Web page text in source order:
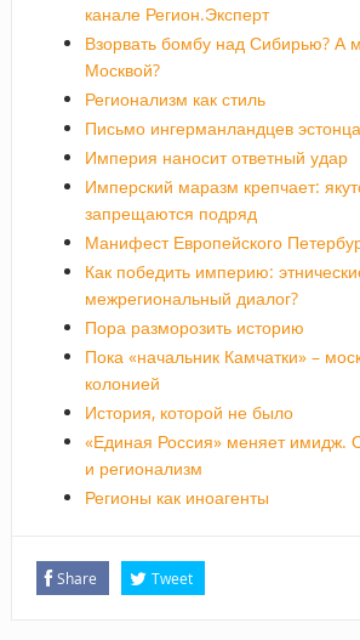
канале Регион.Эксперт
Взорвать бомбу над Сибирью? А
Москвой?
Регионализм как стиль
Письмо ингерманландцев
Империя наносит ответный удар
Имперский маразм крепчает:
запрещаются подряд
Манифест Европейского
Как победить империю:
межрегиональный диалог?
Пора разморозить историю
Пока «начальник Камчатки» –
колонией
История, которой не было
«Единая Россия» меняет имидж.
и регионализм
Регионы как иноагенты
Share Tweet